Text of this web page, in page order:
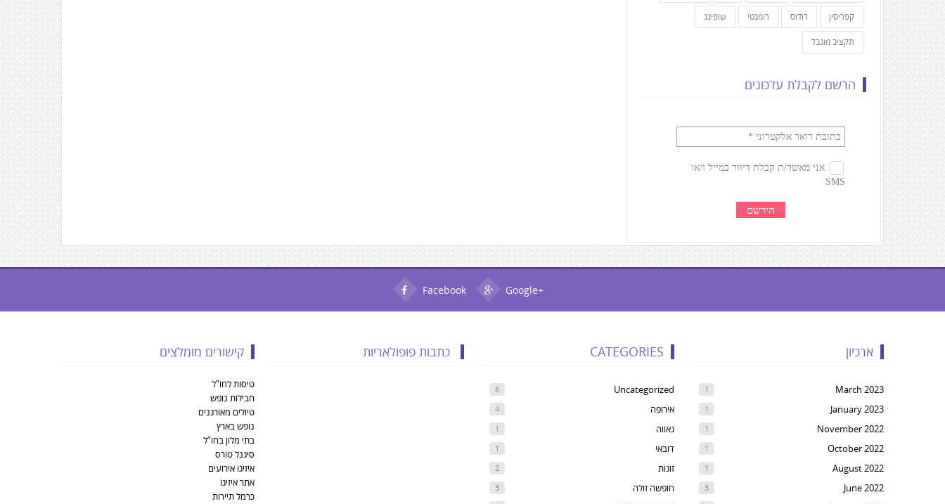
קפריסין רודוס רומנטי שופינג
תקציב מוגבל
הרשם לקבלת עדכונים
Facebook Google+
קישורים מומלצים
טיסות לחו”ל
חבילות נופש
טיולים מאורגנים
נופש בארץ
בתי מלון בחו”ל
סיגנל טורס
איזיגו אירועים
אתר איזיגו
כרמל תיירות
כתבות פופולאריות CATEGORIES
Uncategorized
6
אירופה 4
גאווה 1
דובאי 1
זוגות 2
חופשה זולה 3
ארכיון
March 2023
1
January 2023
1
November 2022
1
October 2022
1
August 2022
1
June 2022
3